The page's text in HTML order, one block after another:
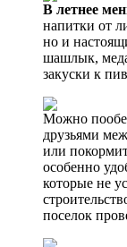
В летнее
напитки от
но и
шашлык,
закуски к
Можно
друзьями
или
особенно
которые не
поселок